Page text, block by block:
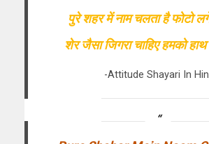
पुरे शहर में नाम चलता है फोटो
शेर जैसा जिगरा चाहिए हमको
-Attitude Shayari In